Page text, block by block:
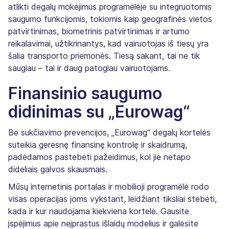
atlikti degalų mokėjimus programėlėje su integruotomis
saugumo funkcijomis, tokiomis kaip geografinės vietos
patvirtinimas, biometrinis patvirtinimas ir artumo
reikalavimai, užtikrinantys, kad vairuotojas iš tiesų yra
šalia transporto priemonės. Tiesą sakant, tai ne tik
saugiau – tai ir daug patogiau vairuotojams.
Finansinio saugumo
didinimas su „Eurowag“
Be sukčiavimo prevencijos, „Eurowag“ degalų kortelės
suteikia geresnę finansinę kontrolę ir skaidrumą,
padėdamos pastebėti pažeidimus, kol jie netapo
dideliais galvos skausmais.
Mūsų internetinis portalas ir mobilioji programėlė rodo
visas operacijas joms vykstant, leidžiant tiksliai stebėti,
kada ir kur naudojama kiekviena kortelė. Gausite
įspėjimus apie neįprastus išlaidų modelius ir galėsite